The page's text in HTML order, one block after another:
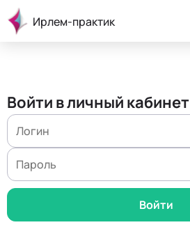
Ирлем-практик
Войти в личный кабинет